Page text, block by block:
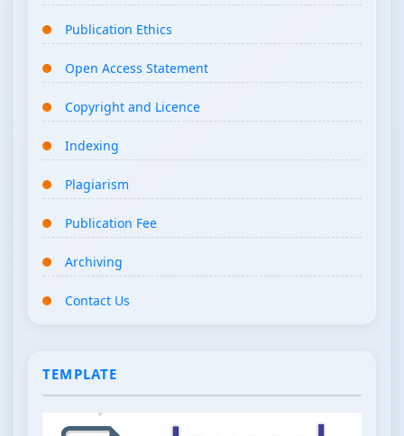
Publication Ethics
Open Access Statement
Copyright and Licence
Indexing
Plagiarism
Publication Fee
Archiving
Contact Us
TEMPLATE